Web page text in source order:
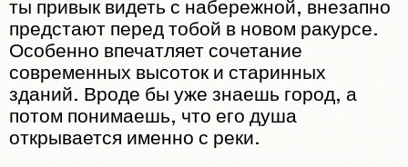
ты привык видеть с набережной, внезапно
предстают перед тобой в новом ракурсе.
Особенно впечатляет сочетание
современных высоток и старинных
зданий. Вроде бы уже знаешь город, а
потом понимаешь, что его душа
открывается именно с реки.